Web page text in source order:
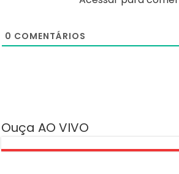
0 COMENTÁRIOS
Ouça AO VIVO